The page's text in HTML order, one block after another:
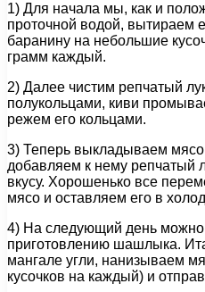
1) Для начала мы, как и
проточной водой, вытираем
баранину на небольшие
грамм каждый.
2) Далее чистим репчатый
полукольцами, киви
режем его кольцами.
3) Теперь выкладываем мясо
добавляем к нему репчатый
вкусу. Хорошенько все
мясо и оставляем его в
4) На следующий день можно
приготовлению шашлыка.
мангале угли, нанизываем
кусочков на каждый) и